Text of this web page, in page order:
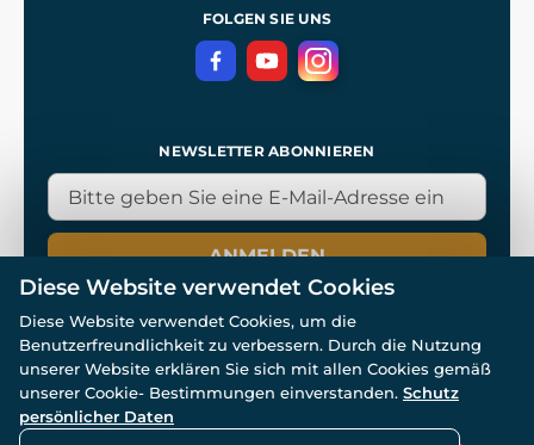
DatenschutzerklärungFOLGEN SIE UNS
NEWSLETTER ABONNIEREN
ANMELDEN
© Alle Rechte vorbehalten. www.wulflund.de 2007-2026.
Powered by
Diese Website verwendet Cookies
Diese Website verwendet Cookies, um die
Benutzerfreundlichkeit zu verbessern. Durch die Nutzung
unserer Website erklären Sie sich mit allen Cookies gemäß
unserer Cookie- Bestimmungen einverstanden. Schutz
persönlicher Daten